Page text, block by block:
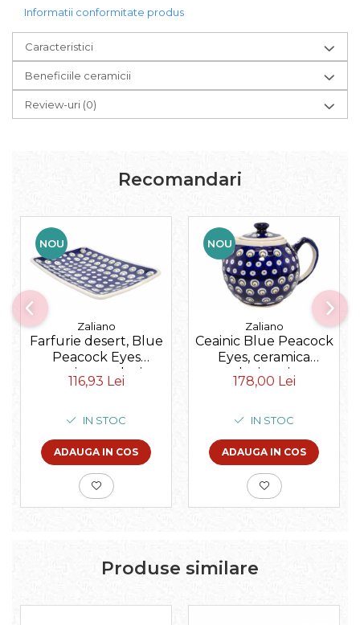
Informatii conformitate produs
Caracteristici
Beneficiile ceramicii
Review-uri (0)
Recomandari
NOU
Zaliano
Farfurie desert, Blue
Peacock Eyes
ceramica smaltuita,
dreptunghiulara,
manual, 22,0 x 15,0
cm
116,93 Lei
IN STOC
ADAUGA IN COS
NOU
Zaliano
Ceainic Blue Peacock
Eyes, ceramica
smaltuita, pictat
manual, 1 L
178,00 Lei
IN STOC
ADAUGA IN COS
Produse similare